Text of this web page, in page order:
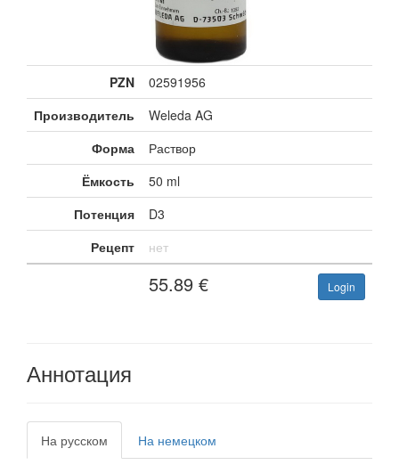
PZN
02591956
Производитель
Weleda AG
Форма
Раствор
Ёмкость
50 ml
Потенция
D3
Рецепт
нет
55.89 € Login
Аннотация
На русском На немецком